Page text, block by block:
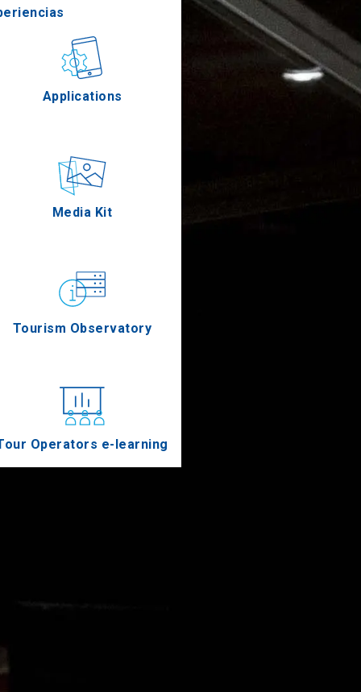
Applications
Media Kit
Tourism Observatory
Operators e-learning